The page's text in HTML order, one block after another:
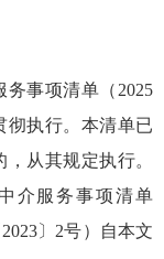
事项清单（2025
彻执行。本清单已
从其规定执行。
介服务事项清单
〕2号）自本文